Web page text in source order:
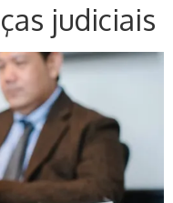
judiciais